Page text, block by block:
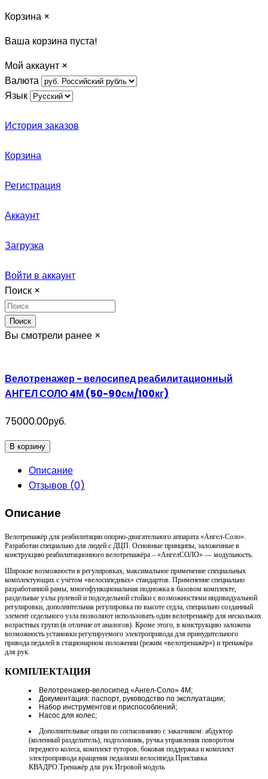
Корзина ×
Ваша корзина пуста!
Мой аккаунт ×
Валюта
Язык
История заказов
Корзина
Регистрация
Аккаунт
Загрузка
Войти в аккаунт
Поиск ×
Поиск
Вы смотрели ранее ×
Велотренажер - велосипед реабилитационный
АНГЕЛ СОЛО 4М (50-90см/100кг)
75000.00руб.
В корзину
Описание
Отзывов (0)
Описание
Велотренажёр для реабилитации опорно-двигательного аппарата «Ангел-Соло».
Разработан специально для людей с ДЦП. Основные принципы, заложенные в
конструкцию реабилитационного велотренажёра – «АнгелСОЛО» — модульность.
Широкие возможности в регулировках, максимальное применение специальных
комплектующих с учётом «велосипедных» стандартов. Применение специально
разработанной рамы, многофункциональная подножка в базовом комплекте,
раздельные узлы рулевой и подседельной стойки с возможностями индивидуальной
регулировки, дополнительная регулировка по высоте седла, специально созданный
элемент седельного узла позволяют использовать один велотренажёр для нескольких
возрастных групп (в отличие от аналогов). Кроме этого, в конструкцию заложена
возможность установки регулируемого электропривода для принудительного
привода педалей в стационарном положении (режим «велотренажёр») и тренажёра
для рук.
КОМПЛЕКТАЦИЯ
Велотренажер-велосипед «Ангел-Соло» 4М;
Документация: паспорт, руководство по эксплуатации;
Набор инструментов и приспособлений;
Насос для колес;
Дополнительные опции по согласованию с заказчиком: абдуктор
(коленный разделитель), подголовник, ручка управления поворотом
переднего колеса, комплект туторов, боковая поддержка и комплект
электропривода вращения педалями велосипеда.Приставка
КВАДРО.Тренажёр для рук.Игровой модуль